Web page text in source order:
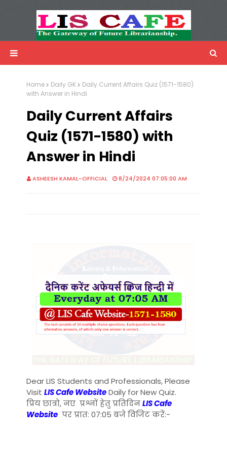
Advertisemnet
Home Daily GK
Daily Current Affairs Quiz (1571-1580)
with Answer in Hindi
Daily Current Affairs
Quiz (1571-1580) with
Answer in Hindi
ASHEESH KAMAL-OFFICIAL 8/24/2024 07:05:00 AM
Dear LIS Students and Professionals, Please
Visit LIS Cafe WebsiteDaily for New Quiz.
प्रिय छात्रो, नए प्रश्नों हेतु प्रतिदिनLIS Cafe
Website पर प्रात: 07:05 बजे विजिट करें:-